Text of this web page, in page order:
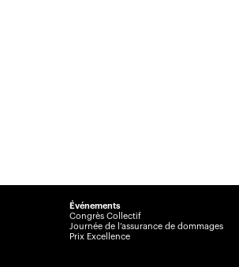
Événements
Congrès Collectif
Journée de l’assurance de dommages
Prix Excellence